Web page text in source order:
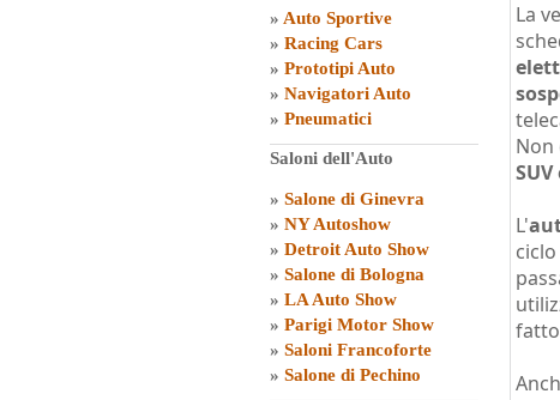
» Auto Sportive
» Racing Cars
» Prototipi Auto
» Navigatori Auto
» Pneumatici
Saloni dell'Auto
» Salone di Ginevra
» NY Autoshow
» Detroit Auto Show
» Salone di Bologna
» LA Auto Show
» Parigi Motor Show
» Saloni Francoforte
» Salone di Pechino
La
Non
L'
ciclo